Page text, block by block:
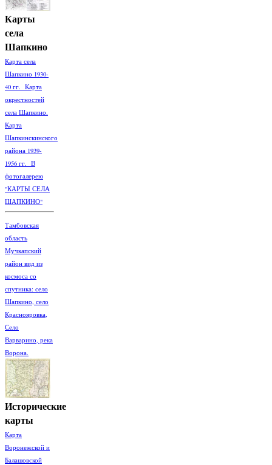
Карты
села
Шапкино
Карта села
Шапкино 1930-
40 гг. Карта
окрестностей
села Шапкино.
Карта
Шапкинскинского
района 1939-
1956 гг. В
фотогалерею
"КАРТЫ СЕЛА
ШАПКИНО"
Тамбовская
область
Мучкапский
район вид из
космоса со
спутника: село
Шапкино, село
Краснояровка,
Село
Варварино, река
Ворона.
Исторические
карты
Карта
Воронежской и
Балашовской